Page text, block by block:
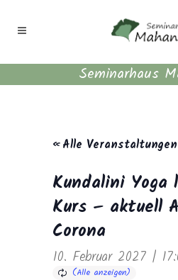
Seminarhaus
« Alle Veranstaltungen
Kundalini Yoga
Kurs – aktuell
Corona
10. Februar 2027 |